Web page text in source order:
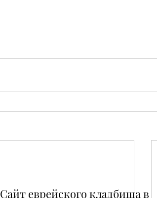
Сайт еврейского кладбища в